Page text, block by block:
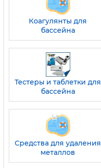
Коагулянты для
бассейна
Тестеры и таблетки для
бассейна
Средства для удаления
металлов